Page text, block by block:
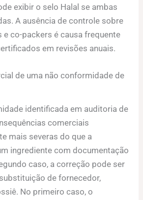
exibir o selo Halal se ambas
A ausência de controle sobre
co-packers é causa frequente
em revisões anuais.
de uma não conformidade de
identificada em auditoria de
comerciais
mais severas do que a
ingrediente com documentação
caso, a correção pode ser
de fornecedor,
No primeiro caso, o